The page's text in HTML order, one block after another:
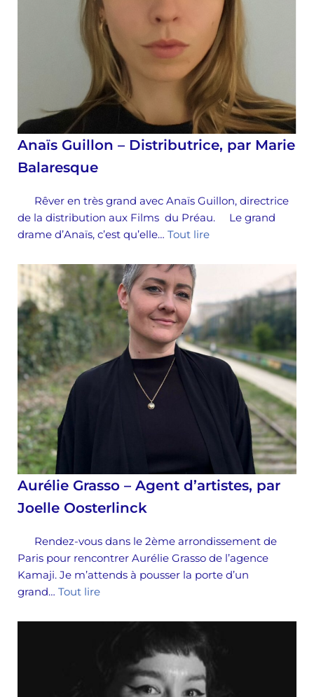
Anaïs Guillon – Distributrice, par Marie
Balaresque
Rêver en très grand avec Anaïs Guillon, directrice
de la distribution aux Films du Préau. Le grand
drame d’Anaïs, c’est qu’elle… Tout lire
Aurélie Grasso – Agent d’artistes, par
Joelle Oosterlinck
Rendez-vous dans le 2ème arrondissement de
Paris pour rencontrer Aurélie Grasso de l’agence
Kamaji. Je m’attends à pousser la porte d’un
grand… Tout lire